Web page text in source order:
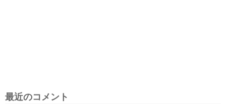
最近のコメント